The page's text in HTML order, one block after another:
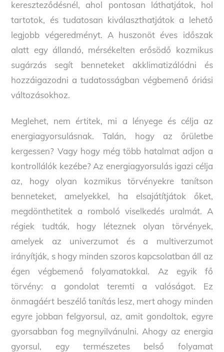
kereszteződésnél, ahol pontosan láthatjátok, hol
tartotok, és tudatosan kiválaszthatjátok a lehető
legjobb végeredményt. A huszonöt éves időszak
alatt egy állandó, mérsékelten erősödő kozmikus
sugárzás segít benneteket akklimatizálódni és
hozzáigazodni a tudatosságban végbemenő óriási
változásokhoz.
Meglehet, nem értitek, mi a lényege és célja az
energiagyorsulásnak. Talán, hogy az őrületbe
kergessen? Vagy hogy még több hatalmat adjon a
kontrollálók kezébe? Az energiagyorsulás igazi célja
az, hogy olyan kozmikus törvényekre tanítson
benneteket, amelyekkel, ha elsajátítjátok őket,
megdönthetitek a romboló viselkedés uralmát. A
régiek tudták, hogy léteznek olyan törvények,
amelyek az univerzumot és a multiverzumot
irányítják, s hogy minden szoros kapcsolatban áll az
égen végbemenő folyamatokkal. Az egyik fő
törvény: a gondolat teremti a valóságot. Ez
önmagáért beszélő tanítás lesz, mert ahogy minden
egyre jobban felgyorsul, az, amit gondoltok, egyre
gyorsabban fog megnyilvánulni. Ahogy az energia
gyorsul, egy természetes belső folyamat